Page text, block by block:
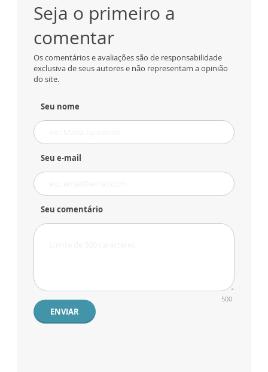
Seja o primeiro a
comentar
Os comentários e avaliações são de responsabilidade
exclusiva de seus autores e não representam a opinião
do site.
Seu nome
Seu e-mail
Seu comentário
500
ENVIAR